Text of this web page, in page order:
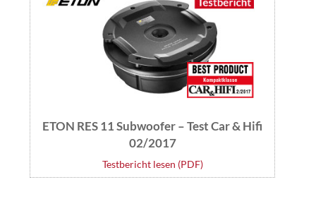
ETON RES 11 Subwoofer – Test Car & Hifi
02/2017
Testbericht lesen (PDF)